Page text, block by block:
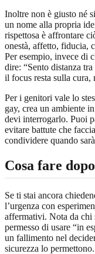
Inoltre non è giusto né
un nome alla propria
rispettosa è affrontare
onestà, affetto, fiducia,
Per esempio, invece di
dire: “Sento distanza
il focus resta sulla cura,
Per i genitori vale lo
gay, crea un ambiente
devi interrogarlo. Puoi
evitare battute che
condividere quando
Cosa fare
Se ti stai ancora
l’urgenza con
affermativi. Nota da chi
permesso di usare “in
un fallimento nel
sicurezza lo permettono.